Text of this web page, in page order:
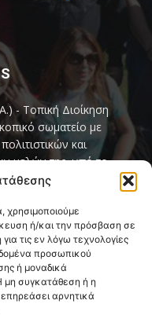
χρησιμοποιούμε
ή/και την πρόσβαση σε
τις εν λόγω τεχνολογίες
προσωπικού
ή μοναδικά
μη συγκατάθεση ή η
αρνητικά
- Τοπική Διοίκηση
σωματείο με
και
μελών της, υπό το
(Υπηρετώ δια της